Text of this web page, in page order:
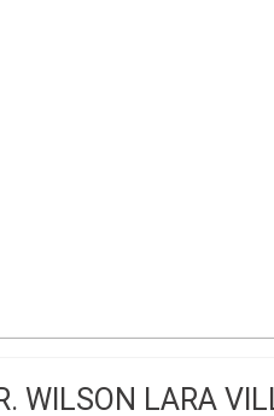
WILSON LARA